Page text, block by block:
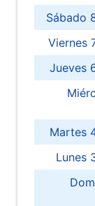
Sábado
Viernes
Jueves
Martes
Lunes